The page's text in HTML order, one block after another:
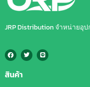
JRP Distribution จำหน่ายอุ
สินค้า